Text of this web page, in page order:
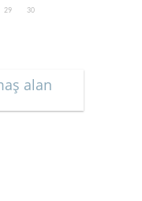
29
30
alan